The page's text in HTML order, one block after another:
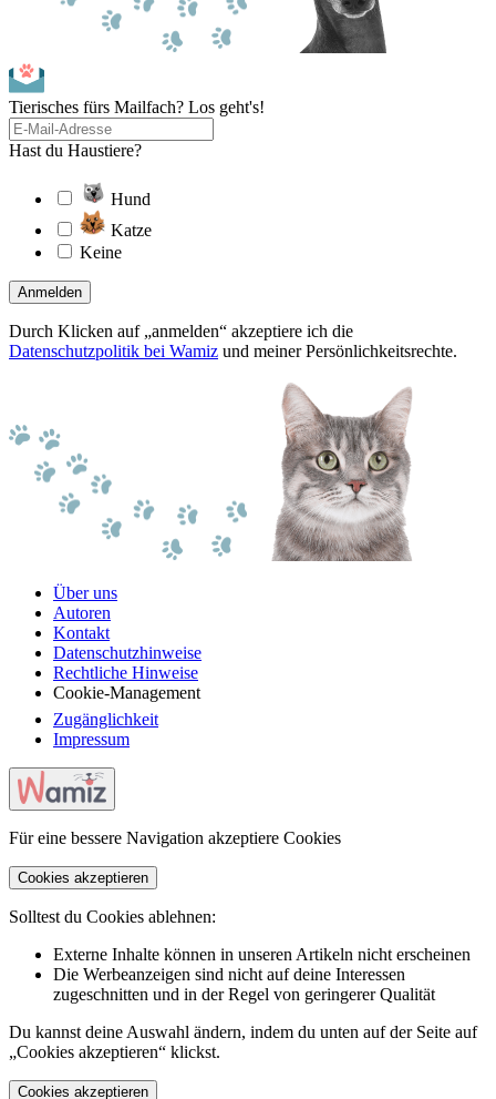
Tierisches fürs Mailfach? Los geht's!
Hast du Haustiere?
Hund
Katze
Keine
Anmelden
Durch Klicken auf „anmelden“ akzeptiere ich die
Datenschutzpolitik bei Wamiz und meiner Persönlichkeitsrechte.
Über uns
Autoren
Kontakt
Datenschutzhinweise
Rechtliche Hinweise
Cookie-Management
Zugänglichkeit
Impressum
Für eine bessere Navigation akzeptiere Cookies
Cookies akzeptieren
Solltest du Cookies ablehnen:
Externe Inhalte können in unseren Artikeln nicht erscheinen
Die Werbeanzeigen sind nicht auf deine Interessen
zugeschnitten und in der Regel von geringerer Qualität
Du kannst deine Auswahl ändern, indem du unten auf der Seite auf
„Cookies akzeptieren“ klickst.
Cookies akzeptieren